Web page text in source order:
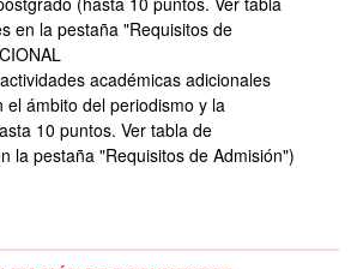
en la pestaña "Requisitos de
académicas adicionales
el ámbito del periodismo y la
10 puntos. Ver tabla de
la pestaña "Requisitos de Admisión")